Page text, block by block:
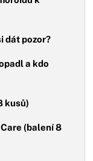
dát pozor?
a kdo
kusů)
(balení 8